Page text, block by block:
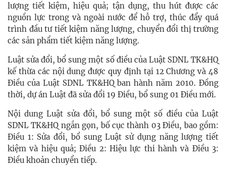
lượng tiết kiệm, hiệu quả; tận dụng, thu hút được các
nguồn lực trong và ngoài nước để hỗ trợ, thúc đẩy quá
trình đầu tư tiết kiệm năng lượng, chuyển đổi thị trường
các sản phẩm tiết kiệm năng lượng.
Luật sửa đổi, bổ sung một số điều của Luật SDNL TK&HQ
kế thừa các nội dung được quy định tại 12 Chương và 48
Điều của Luật SDNL TK&HQ ban hành năm 2010. Đồng
thời, dự án Luật đã sửa đổi 19 Điều, bổ sung 01 Điều mới.
Nội dung Luật sửa đổi, bổ sung một số điều của Luật
SDNL TK&HQ ngắn gọn, bố cục thành 03 Điều, bao gồm:
Điều 1: Sửa đổi, bổ sung Luật sử dụng năng lượng tiết
kiệm và hiệu quả; Điều 2: Hiệu lực thi hành và Điều 3:
Điều khoản chuyển tiếp.